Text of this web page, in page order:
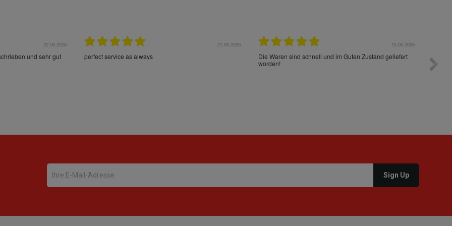
22.05.2026
und sehr gut
21.05.2026
perfect service as always
15.05.2026
Die Waren sind schnell und im Guten Zustand geliefert
worden!